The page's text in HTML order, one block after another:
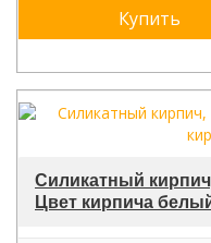
Купить
Силикатный
Цвет кирпича